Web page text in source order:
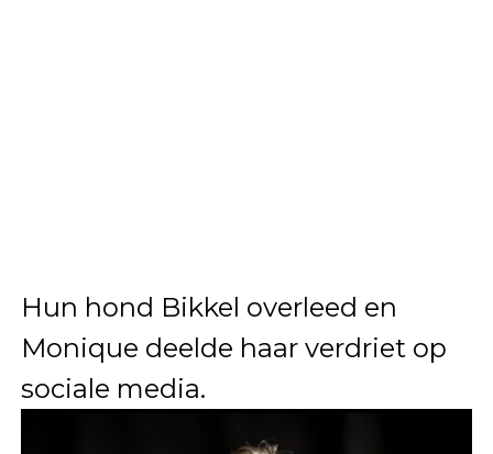
Hun hond Bikkel overleed en
Monique deelde haar verdriet op
sociale media.